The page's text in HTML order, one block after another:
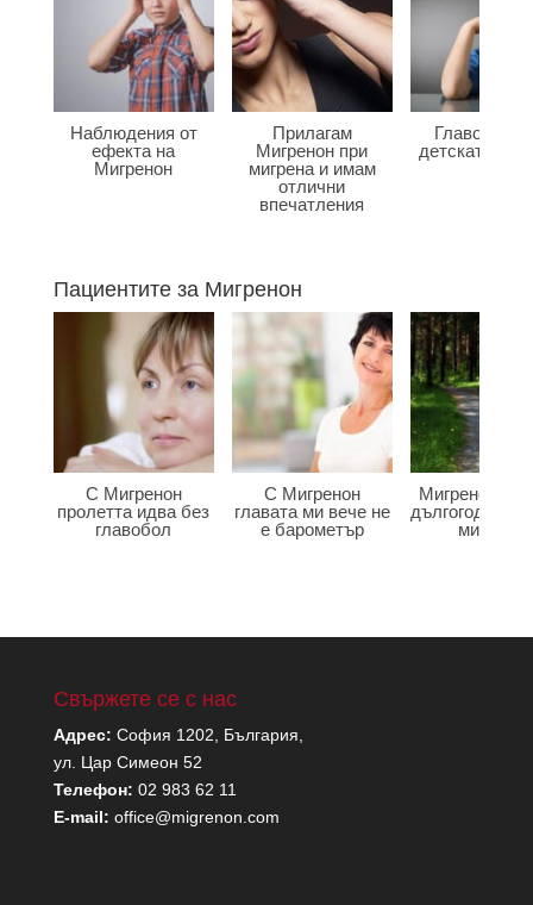
Наблюдения от
ефекта на
Мигренон
Прилагам
Мигренон при
мигрена и имам
отлични
впечатления
детската
Пациентите за Мигренон
С Мигренон
пролетта идва без
главобол
С Мигренон
главата ми вече не
е барометър
Мигренон
мигрена
Свържете се с нас
Адрес: София 1202, България,
ул. Цар Симеон 52
Телефон: 02 983 62 11
E-mail: office@migrenon.com